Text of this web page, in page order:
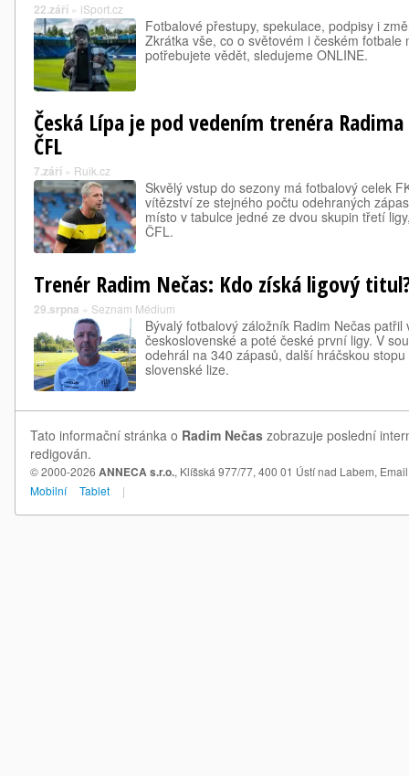
22.září » iSport.cz
Fotbalové přestupy, spekulace, podpisy i
Zkrátka vše, co o světovém i českém fotbale
potřebujete vědět, sledujeme ONLINE.
Česká Lípa je pod vedením trenéra
ČFL
7.září » Ruik.cz
Skvělý vstup do sezony má fotbalový celek
vítězství ze stejného počtu odehraných
místo v tabulce jedné ze dvou skupin třetí
ČFL.
Trenér Radim Nečas: Kdo získá ligový
29.srpna » Seznam Médium
Bývalý fotbalový záložník Radim Nečas
československé a poté české první ligy. V
odehrál na 340 zápasů, další hráčskou
slovenské lize.
Tato informační stránka o Radim Nečas zobrazuje poslední
redigován.
© 2000-2026 ANNECA s.r.o., Klíšská 977/77, 400 01 Ústí nad Labem,
Mobilní
Tablet |